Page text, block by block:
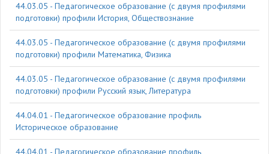
44.03.05 - Педагогическое образование (с двумя профилями
подготовки) профили История, Обществознание
44.03.05 - Педагогическое образование (с двумя профилями
подготовки) профили Математика, Физика
44.03.05 - Педагогическое образование (с двумя профилями
подготовки) профили Русский язык, Литература
44.04.01 - Педагогическое образование профиль
Историческое образование
44.04.01 - Педагогическое образование профиль